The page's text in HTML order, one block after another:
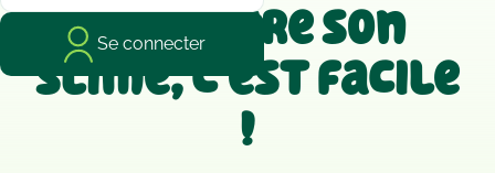
Se connecter
DIY : faire son
slime, c’est facile
!